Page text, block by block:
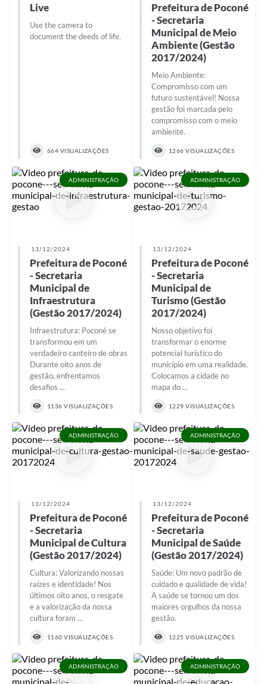
Live
Use the camera to
document the deeds of life.
664 VISUALIZAÇÕES
Prefeitura de Poconé
- Secretaria
Municipal de Meio
Ambiente (Gestão
2017/2024)
Meio Ambiente:
Compromisso com um
futuro sustentável! Nossa
gestão foi marcada pelo
compromisso com o meio
ambiente.
1266 VISUALIZAÇÕES
ADMINISTRAÇÃO
13/12/2024
Prefeitura de Poconé
- Secretaria
Municipal de
Infraestrutura
(Gestão 2017/2024)
Infraestrutura: Poconé se
transformou em um
verdadeiro canteiro de obras
Durante oito anos de
gestão, enfrentamos
desafios ...
1136 VISUALIZAÇÕES
ADMINISTRAÇÃO
13/12/2024
Prefeitura de Poconé
- Secretaria
Municipal de
Turismo (Gestão
2017/2024)
Nosso objetivo foi
transformar o enorme
potencial turístico do
município em uma realidade.
Colocamos a cidade no
mapa do ...
1229 VISUALIZAÇÕES
ADMINISTRAÇÃO
13/12/2024
Prefeitura de Poconé
- Secretaria
Municipal de Cultura
(Gestão 2017/2024)
Cultura: Valorizando nossas
raízes e identidade! Nos
últimos oito anos, o resgate
e a valorização da nossa
cultura foram ...
1160 VISUALIZAÇÕES
ADMINISTRAÇÃO
13/12/2024
Prefeitura de Poconé
- Secretaria
Municipal de Saúde
(Gestão 2017/2024)
Saúde: Um novo padrão de
cuidado e qualidade de vida!
A saúde se tornou um dos
maiores orgulhos da nossa
gestão.
1225 VISUALIZAÇÕES
ADMINISTRAÇÃO ADMINISTRAÇÃO